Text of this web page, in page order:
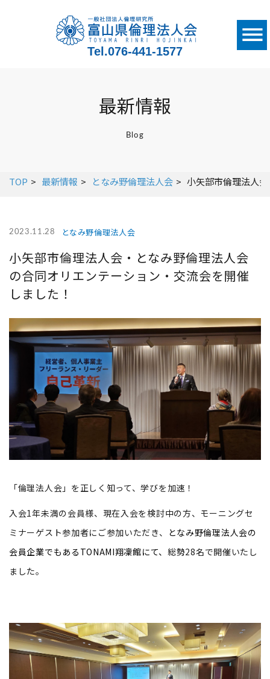
Tel.076-441-1577
最新情報
Blog
TOP 最新情報 となみ野倫理法人会 小矢部市倫理法人
2023.11.28 となみ野倫理法人会
小矢部市倫理法人会・となみ野倫理法人会
の合同オリエンテーション・交流会を開催
しました！
「倫理法人会」を正しく知って、学びを加速！
入会1年未満の会員様、現在入会を検討中の方、モーニングセ
ミナーゲスト参加者にご参加いただき、
となみ野倫理法人会の
会員企業でもあるTONAMI翔凜館にて、 総勢28名で開催いたし
ました。